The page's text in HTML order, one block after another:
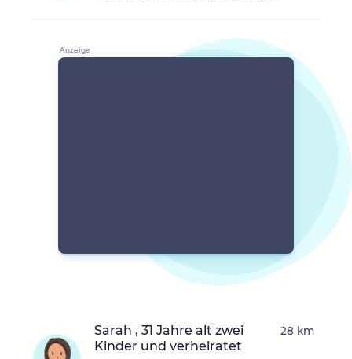
Sarah , 31 Jahre alt zwei
Kinder und verheiratet
28 km